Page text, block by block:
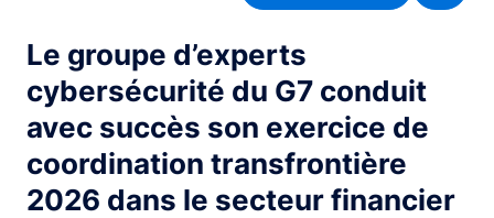
Le groupe d’experts
cybersécurité du G7 conduit
avec succès son exercice de
coordination transfrontière
2026 dans le secteur financier